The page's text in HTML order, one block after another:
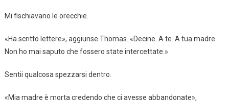
Mi fischiavano le orecchie.
«Ha scritto lettere», aggiunse Thomas. «Decine. A te. A tua madre.
Non ho mai saputo che fossero state intercettate.»
Sentii qualcosa spezzarsi dentro.
«Mia madre è morta credendo che ci avesse abbandonate»,